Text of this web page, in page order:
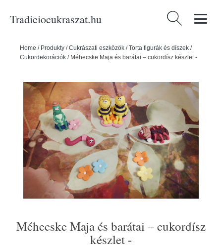
Tradiciocukraszat.hu Keresés:
Home / Produkty /Cukrászati eszközök /Torta figurák és díszek /
Cukordekorációk / Méhecske Maja és barátai – cukordísz készlet -
Méhecske Maja és barátai – cukordísz
készlet -